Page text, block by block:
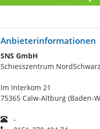
Anbieterinformationen
SNS GmbH
Schiesszentrum
Im Interkom 21
75365 Calw-Altburg (Baden-
-